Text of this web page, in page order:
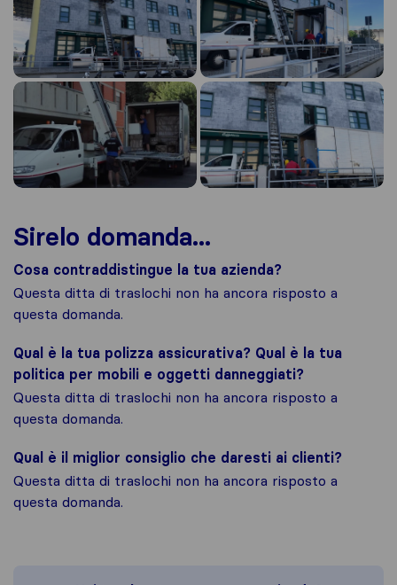
Sirelo domanda...
Cosa contraddistingue la tua azienda?
Questa ditta di traslochi non ha ancora risposto a
questa domanda.
Qual è la tua polizza assicurativa? Qual è la tua
politica per mobili e oggetti danneggiati?
Questa ditta di traslochi non ha ancora risposto a
questa domanda.
Qual è il miglior consiglio che daresti ai clienti?
Questa ditta di traslochi non ha ancora risposto a
questa domanda.